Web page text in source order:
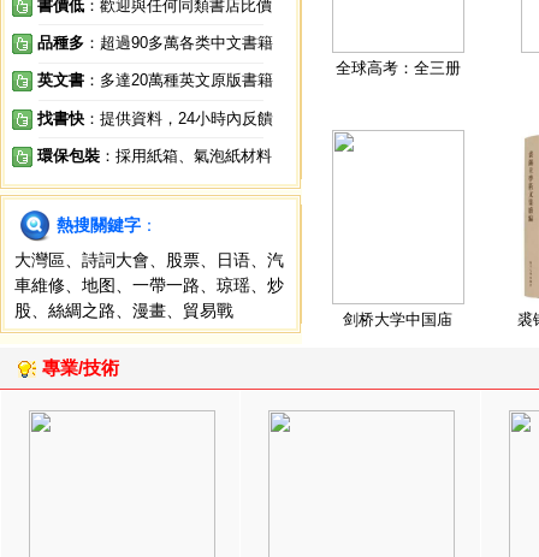
書價低 ：歡迎與任何同類書店比價
品種多 ：超過90多萬各类中文書籍
英文書 ：多達20萬種英文原版書籍
找書快 ：提供資料，24小時內反饋
環保包裝 ：採用紙箱、氣泡紙材料
熱搜關鍵字 ：
大灣區
詩詞大會 股票 日语
汽
車維修
地图 一帶一路 琼瑶
炒
股
絲綢之路 漫畫 貿易戰
全球高考：全三册
剑桥大学中国庙 裘
專業/技術